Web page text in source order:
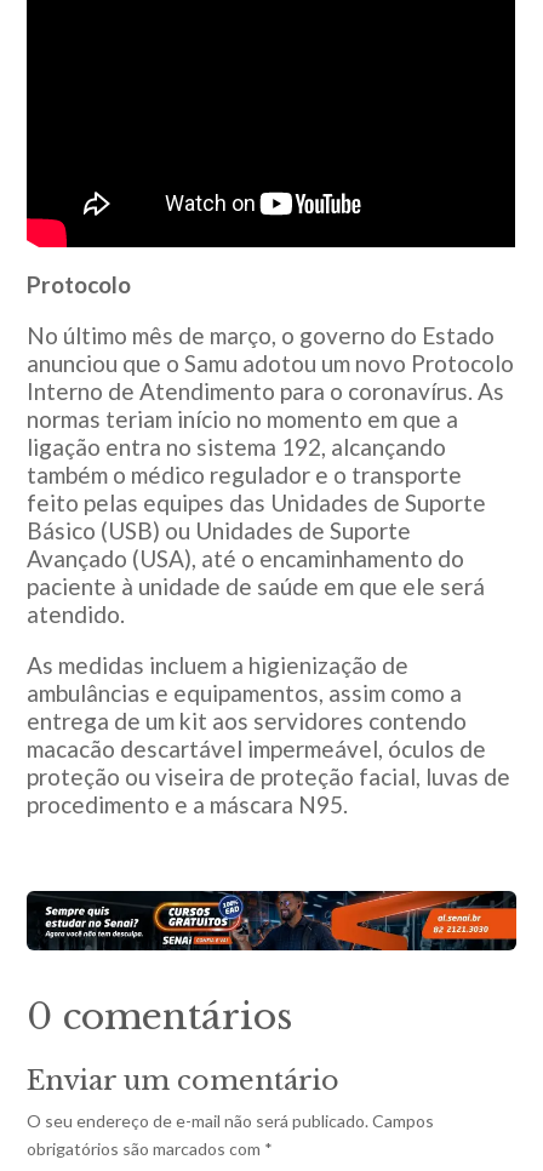
Protocolo
No último mês de março, o governo do Estado
anunciou que o Samu adotou um novo Protocolo
Interno de Atendimento para o coronavírus. As
normas teriam início no momento em que a
ligação entra no sistema 192, alcançando
também o médico regulador e o transporte
feito pelas equipes das Unidades de Suporte
Básico (USB) ou Unidades de Suporte
Avançado (USA), até o encaminhamento do
paciente à unidade de saúde em que ele será
atendido.
As medidas incluem a higienização de
ambulâncias e equipamentos, assim como a
entrega de um kit aos servidores contendo
macacão descartável impermeável, óculos de
proteção ou viseira de proteção facial, luvas de
procedimento e a máscara N95.
0 comentários
Enviar um comentário
O seu endereço de e-mail não será publicado. Campos
obrigatórios são marcados com *